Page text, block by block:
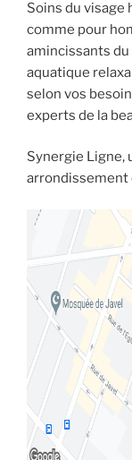
Soins du
comme pour
amincissants
aquatique
selon vos
experts de la
Synergie Ligne,
arrondissement